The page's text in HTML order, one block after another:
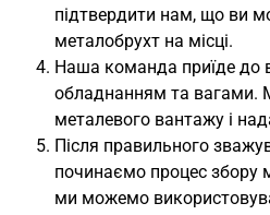
підтвердити нам, що ви
металобрухт на місці.
Наша команда приїде до
обладнанням та вагами.
металевого вантажу і
Після правильного
починаємо процес збору
ми можемо